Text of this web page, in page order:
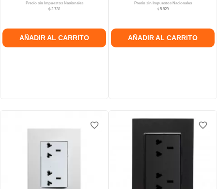
Precio sin Impuestos Nacionales
$ 2.728
AÑADIR AL CARRITO
Precio sin Impuestos Nacionales
$ 5.829
AÑADIR AL CARRITO
favorite_border favorite_border